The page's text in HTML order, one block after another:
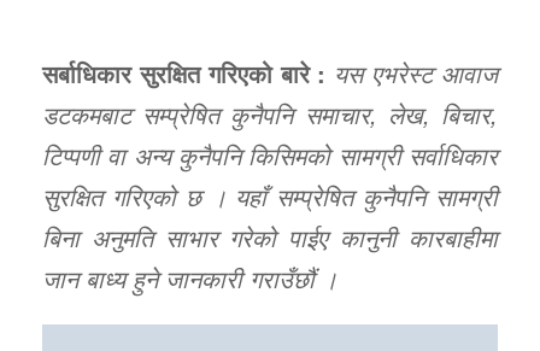
सर्बाधिकार सुरक्षित गरिएको बारे : यस एभरेस्ट आवाज
डटकमबाट सम्प्रेषित कुनैपनि समाचार, लेख, बिचार,
टिप्पणी वा अन्य कुनैपनि किसिमको सामग्री सर्वाधिकार
सुरक्षित गरिएको छ । यहाँ सम्प्रेषित कुनैपनि सामग्री
बिना अनुमति साभार गरेको पाईए कानुनी कारबाहीमा
जान बाध्य हुने जानकारी गराउँछौं ।